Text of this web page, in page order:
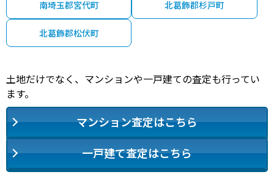
南埼玉郡宮代町 北葛飾郡杉戸町
北葛飾郡松伏町
土地だけでなく、マンションや一戸建ての査定も行ってい
ます。
マンション査定はこちら
一戸建て査定はこちら